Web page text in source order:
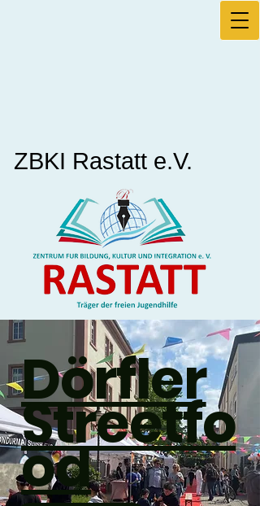
ZBKI Rastatt e.V.
Dörfler
Streetfo
od